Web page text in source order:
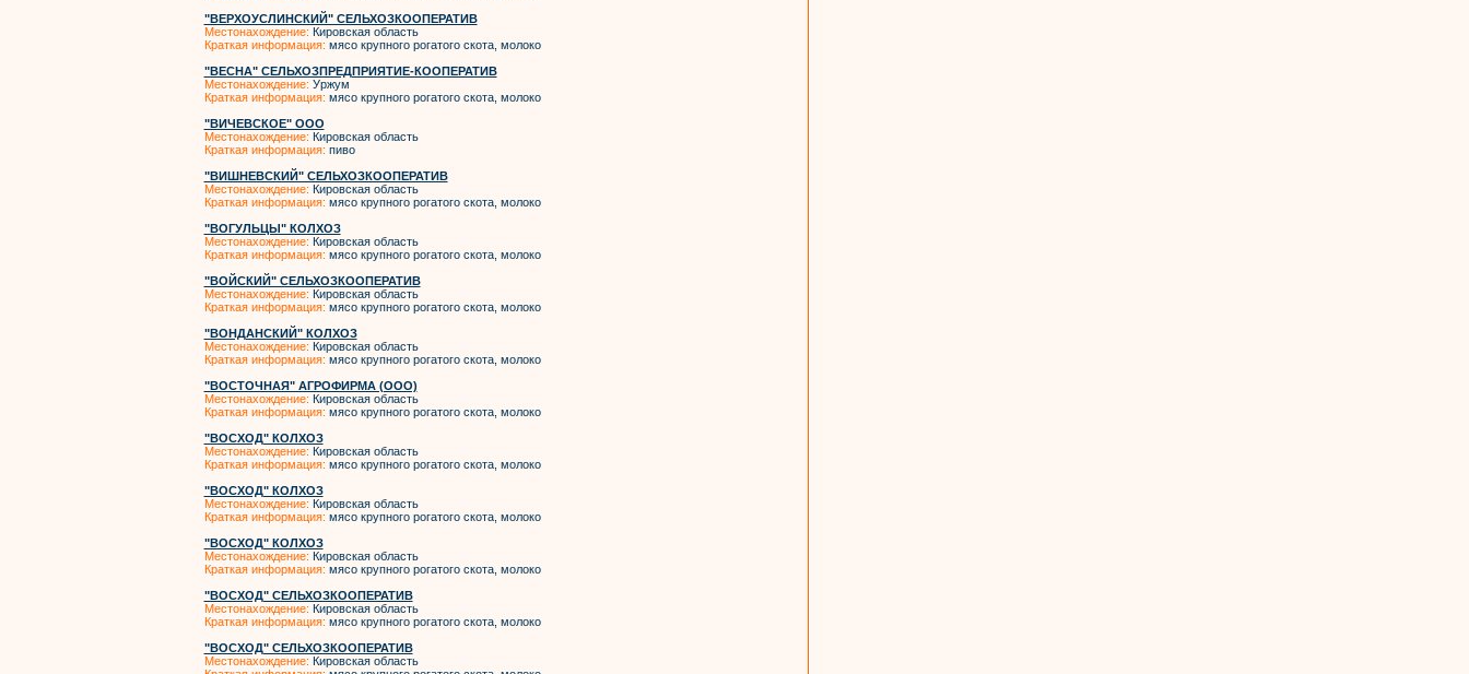
"ВЕРХОУСЛИНСКИЙ" СЕЛЬХОЗКООПЕРАТИВ
Местонахождение: Кировская область
Краткая информация: мясо крупного рогатого скота, молоко
"ВЕСНА" СЕЛЬХОЗПРЕДПРИЯТИЕ-КООПЕРАТИВ
Местонахождение: Уржум
Краткая информация: мясо крупного рогатого скота, молоко
"ВИЧЕВСКОЕ" ООО
Местонахождение: Кировская область
Краткая информация: пиво
"ВИШНЕВСКИЙ" СЕЛЬХОЗКООПЕРАТИВ
Местонахождение: Кировская область
Краткая информация: мясо крупного рогатого скота, молоко
"ВОГУЛЬЦЫ" КОЛХОЗ
Местонахождение: Кировская область
Краткая информация: мясо крупного рогатого скота, молоко
"ВОЙСКИЙ" СЕЛЬХОЗКООПЕРАТИВ
Местонахождение: Кировская область
Краткая информация: мясо крупного рогатого скота, молоко
"ВОНДАНСКИЙ" КОЛХОЗ
Местонахождение: Кировская область
Краткая информация: мясо крупного рогатого скота, молоко
"ВОСТОЧНАЯ" АГРОФИРМА (ООО)
Местонахождение: Кировская область
Краткая информация: мясо крупного рогатого скота, молоко
"ВОСХОД" КОЛХОЗ
Местонахождение: Кировская область
Краткая информация: мясо крупного рогатого скота, молоко
"ВОСХОД" КОЛХОЗ
Местонахождение: Кировская область
Краткая информация: мясо крупного рогатого скота, молоко
"ВОСХОД" КОЛХОЗ
Местонахождение: Кировская область
Краткая информация: мясо крупного рогатого скота, молоко
"ВОСХОД" СЕЛЬХОЗКООПЕРАТИВ
Местонахождение: Кировская область
Краткая информация: мясо крупного рогатого скота, молоко
"ВОСХОД" СЕЛЬХОЗКООПЕРАТИВ
Местонахождение: Кировская область